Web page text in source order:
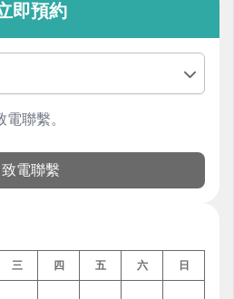
三 四 五 六 日
即預約
聯繫。
致電聯繫